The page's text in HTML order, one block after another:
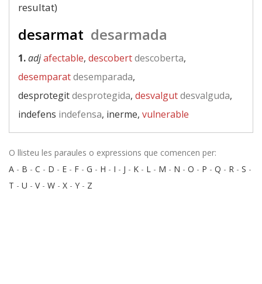
resultat)
desarmat desarmada
1.adjafectable, descobertdescoberta,
desemparatdesemparada,
desprotegitdesprotegida, desvalgutdesvalguda,
indefens indefensa, inerme, vulnerable
O llisteu les paraules o expressions que comencen per:
A - B - C - D - E - F - G - H - I - J - K - L - M - N - O - P - Q - R - S -
T - U - V- W - X - Y - Z